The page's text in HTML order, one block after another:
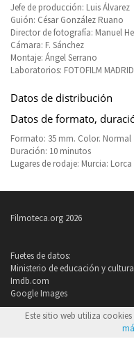
Jefe de producción: Luis Álvarez
Guión: César González Ruano
Director de fotografía: Manuel
Cámara: F. Sánchez
Montaje: Ángel Serrano
Laboratorios: FOTOFILM MADRID
Datos de distribución
Datos de formato,
Formato: 35 mm. Color. Normal
Duración: 10 minutos
Lugares de rodaje: Murcia: Lorca
Filmoteca.org 2026
Fuetes de datos:
Ministerio de educación y cultura
Imdb.com
Google Images
Política de privacidad
Este sitio web utiliza